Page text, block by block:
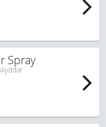
Spray